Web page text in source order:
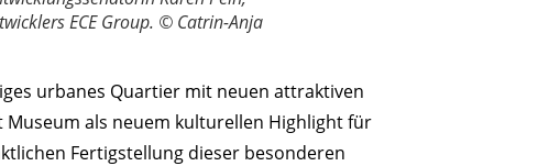
ECE Group. © Catrin-Anja
urbanes Quartier mit neuen attraktiven
Museum als neuem kulturellen Highlight für
Fertigstellung dieser besonderen